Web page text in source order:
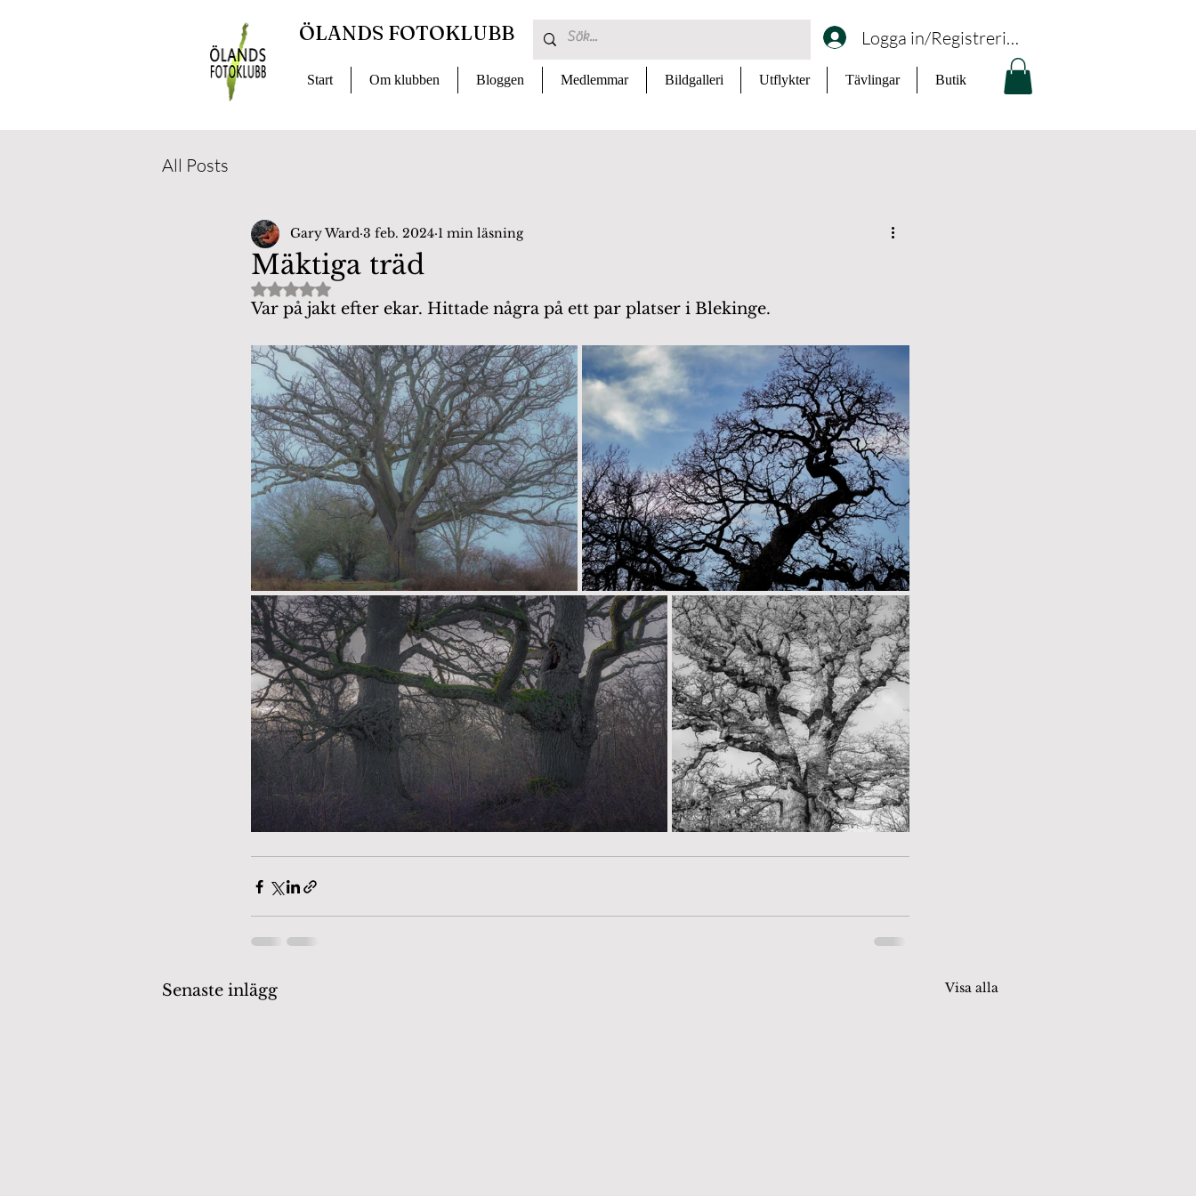
Logga in/Registrering
Start Om klubben Bloggen Medlemmar Bildgalleri Utflykter Tävlingar Butik
ÖLANDS FOTOKLUBB
All Posts
Mäktiga träd
Gary Ward 3 feb. 2024 1 min läsning
Betygsatt till NaN av 5 stjärnor.
Var på jakt efter ekar. Hittade några på ett par platser i Blekinge.
Senaste inlägg Visa alla